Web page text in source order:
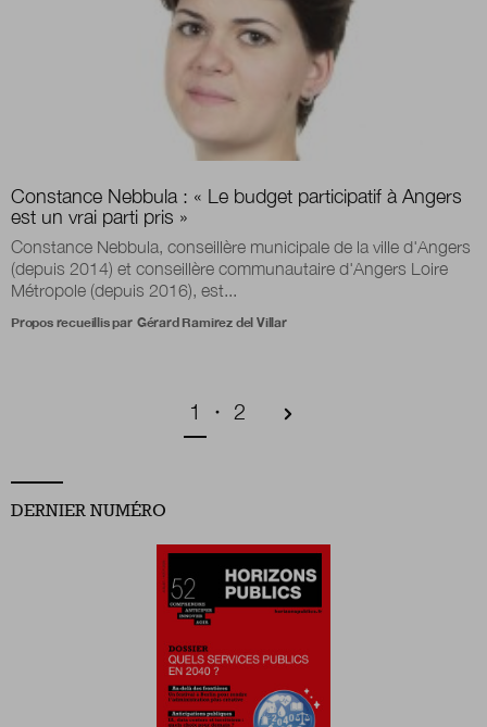
Constance Nebbula : « Le budget participatif à Angers
est un vrai parti pris »
Constance Nebbula, conseillère municipale de la ville d'Angers
(depuis 2014) et conseillère communautaire d'Angers Loire
Métropole (depuis 2016), est...
Propos recueillis par Gérard Ramirez del Villar
Page courante
1 Page
2
DERNIER NUMÉRO